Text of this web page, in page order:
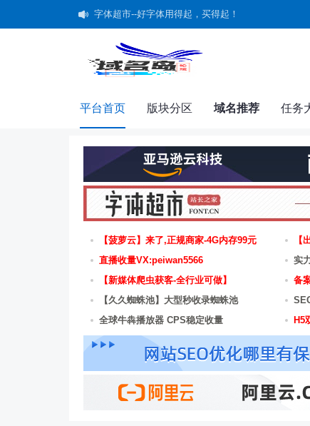
字体超市--好字体用得起，买得起！
共建未成年人"清朗"网络空间承诺书
平台首页 版块分区 域名推荐 任务
【菠萝云】来了,正规商家-4G内存99元
直播收量VX:peiwan5566
【新媒体爬虫获客-全行业可做】
【久久蜘蛛池】大型秒收录蜘蛛池
全球牛犇播放器 CPS稳定收量
【
实
备
H5